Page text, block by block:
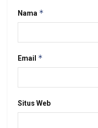
Nama *
Email *
Situs Web